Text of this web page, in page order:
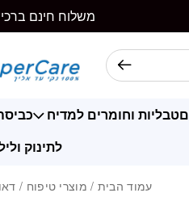
משלוח חינם
טבליות וחומרים למדיח
לתינוק
עמוד הבית / מוצרי טיפוח /